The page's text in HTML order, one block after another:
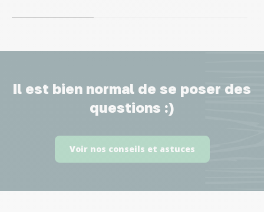
Il est bien normal de se poser des
questions :)
Voir nos conseils et astuces